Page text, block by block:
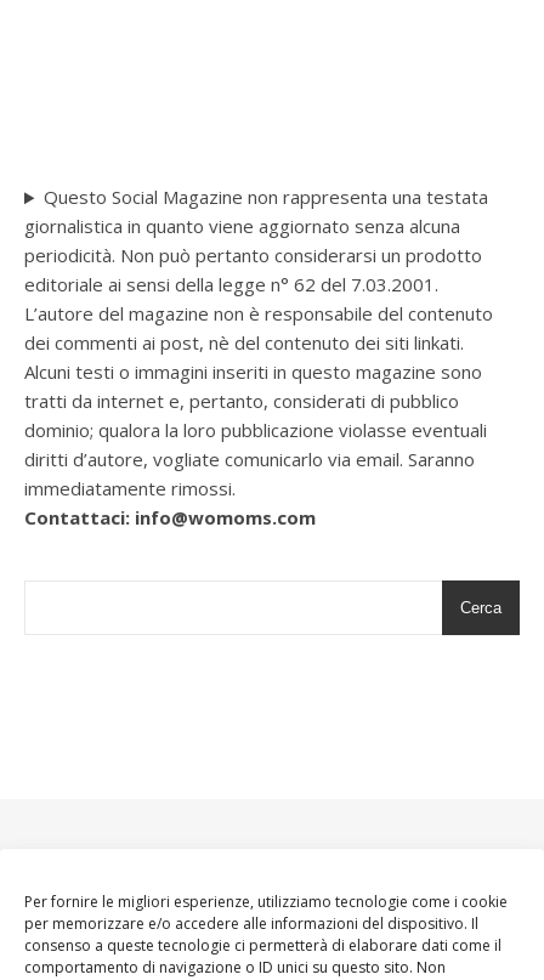
Per fornire le migliori esperienze, utilizziamo tecnologie come i cookie
per memorizzare e/o accedere alle informazioni del dispositivo. Il
consenso a queste tecnologie ci permetterà di elaborare dati come il
comportamento di navigazione o ID unici su questo sito. Non
Questo Social Magazine non rappresenta una testata
giornalistica in quanto viene aggiornato senza alcuna
periodicità. Non può pertanto considerarsi un prodotto
editoriale ai sensi della legge n° 62 del 7.03.2001.
L’autore del magazine non è responsabile del contenuto
dei commenti ai post, nè del contenuto dei siti linkati.
Alcuni testi o immagini inseriti in questo magazine sono
tratti da internet e, pertanto, considerati di pubblico
dominio; qualora la loro pubblicazione violasse eventuali
diritti d’autore, vogliate comunicarlo via email. Saranno
immediatamente rimossi.
Contattaci: info@womoms.com
Cerca